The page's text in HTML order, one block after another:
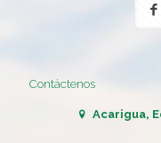
Contáctenos
Acarigua,